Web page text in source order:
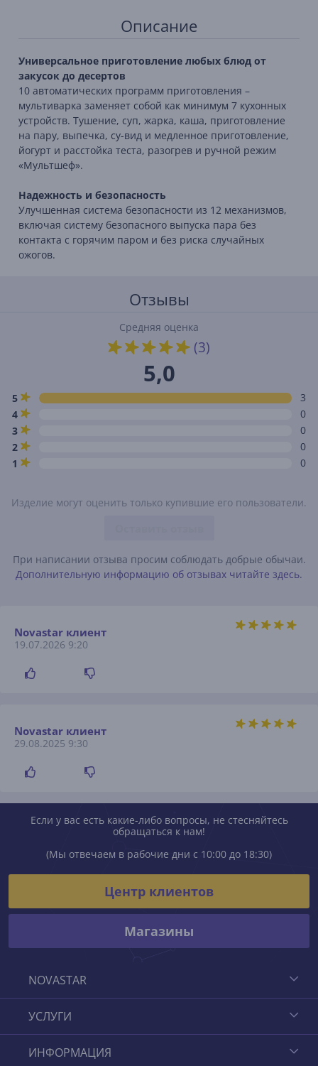
Описание
Универсальное приготовление любых блюд от
закусок до десертов
10 автоматических программ приготовления –
мультиварка заменяет собой как минимум 7 кухонных
устройств. Тушение, суп, жарка, каша, приготовление
на пару, выпечка, су-вид и медленное приготовление,
йогурт и расстойка теста, разогрев и ручной режим
«Мультшеф».
Надежность и безопасность
Улучшенная система безопасности из 12 механизмов,
включая систему безопасного выпуска пара без
контакта с горячим паром и без риска случайных
ожогов.
Отзывы
Средняя оценка
(3)
5,0
5
3
4
0
3
0
2
0
1
0
Изделие могут оценить только купившие его пользователи.
При написании отзыва просим соблюдать добрые обычаи.
Дополнительную информацию об отзывах читайте здесь.
Novastar клиент
19.07.2026 9:20
Novastar клиент
29.08.2025 9:30
NOVASTAR
УСЛУГИ
ИНФОРМАЦИЯ
Если у вас есть какие-либо вопросы, не стесняйтесь
обращаться к нам!
(Мы отвечаем в рабочие дни с 10:00 до 18:30)
Центр клиентов
Магазины